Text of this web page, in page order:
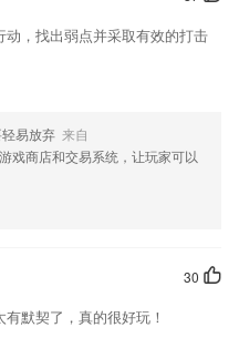
款软件，您可以到应用商店进
我们更好的对产品进行优化修
，找出弱点并采取有效的打击
易放弃 来自
戏商店和交易系统，让玩家可以
30
默契了，真的很好玩！